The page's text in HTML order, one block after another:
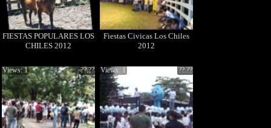
FIESTAS POPULARES LOS
CHILES 2012
Fiestas Civicas Los Chiles
2012
??.??
Views: 1 ??.??
Views: 1